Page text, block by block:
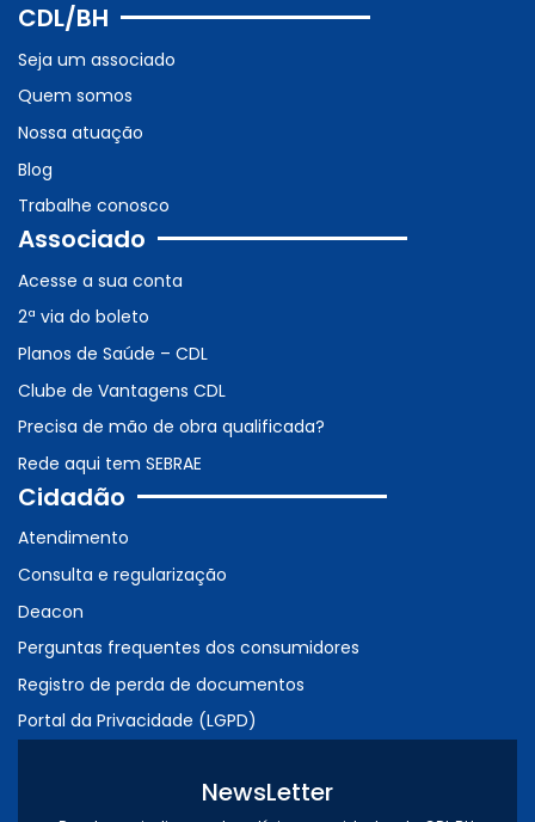
CDL/BH
Seja um associado
Quem somos
Nossa atuação
Blog
Trabalhe conosco
Associado
Acesse a sua conta
2ª via do boleto
Planos de Saúde – CDL
Clube de Vantagens CDL
Precisa de mão de obra qualificada?
Rede aqui tem SEBRAE
Cidadão
Atendimento
Consulta e regularização
Deacon
Perguntas frequentes dos consumidores
Registro de perda de documentos
Portal da Privacidade (LGPD)
NewsLetter